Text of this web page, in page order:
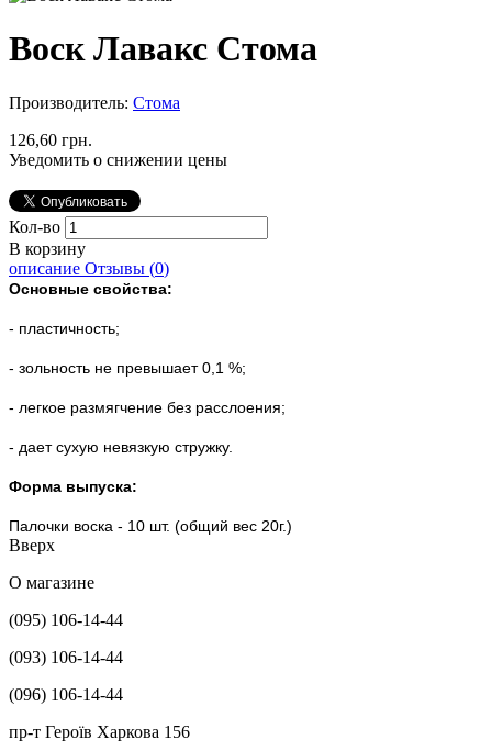
Воск Лавакс Стома
Производитель: Стома
126,60 грн.
Уведомить о снижении цены
Кол-во
В корзину
описание Отзывы (0)
Основные свойства:
- пластичность;
- зольность не превышает 0,1 %;
- легкое размягчение без расслоения;
- дает сухую невязкую стружку.
Форма выпуска:
Палочки воска - 10 шт. (общий вес 20г.)
Вверх
О магазине
(095) 106-14-44
(093) 106-14-44
(096) 106-14-44
пр-т Героїв Харкова 156